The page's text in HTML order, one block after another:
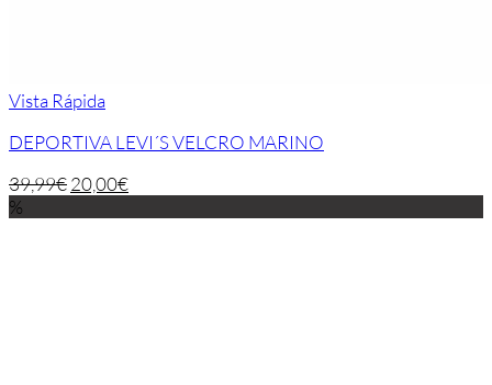
Vista Rápida
DEPORTIVA LEVI´S VELCRO MARINO
39,99€20,00€
%